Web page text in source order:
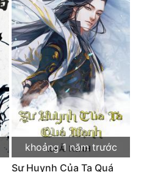
khoảng 1 năm trước
Sư Huynh Của Ta Quá